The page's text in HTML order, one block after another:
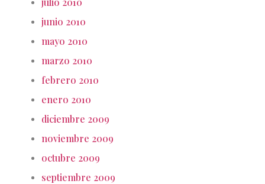
junio 2010
mayo 2010
marzo 2010
febrero 2010
enero 2010
diciembre 2009
noviembre 2009
octubre 2009
septiembre 2009